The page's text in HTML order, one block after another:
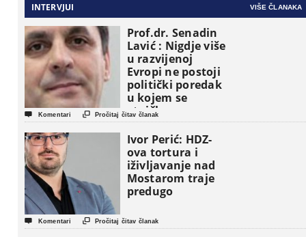
INTERVJUI VIŠE ČLANAKA
Prof.dr. Senadin
Lavić : Nigdje više
u razvijenoj
Evropi ne postoji
politički poredak
u kojem se
etničke grupe
pojavljuju kao
osnovne
političke jedinice
 Komentari  Pročitaj čitav članak
Ivor Perić: HDZ-
ova tortura i
iživljavanje nad
Mostarom traje
predugo
 Komentari  Pročitaj čitav članak